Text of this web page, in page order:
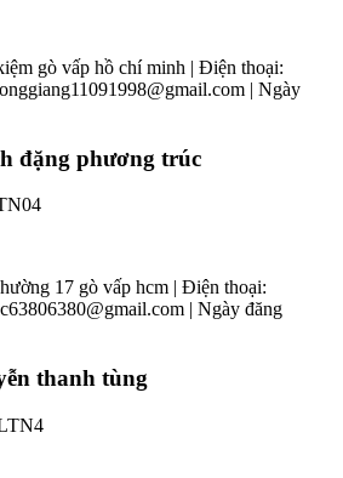
gò vấp hồ chí minh | Điện thoại:
| Ngày
đặng phương trúc
17 gò vấp hcm | Điện thoại:
| Ngày đăng
thanh tùng